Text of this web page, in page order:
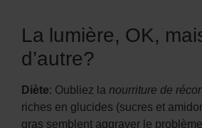
La lumière, OK,
d’autre?
Diète: Oubliez lanourriture de
riches en glucides (sucres et
gras semblent aggraver le